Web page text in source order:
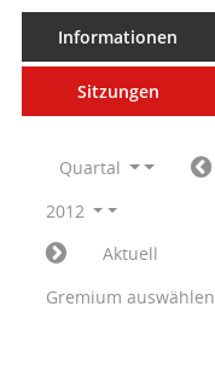
Informationen
Sitzungen
Quartal
2012
Aktuell
Gremium auswählen